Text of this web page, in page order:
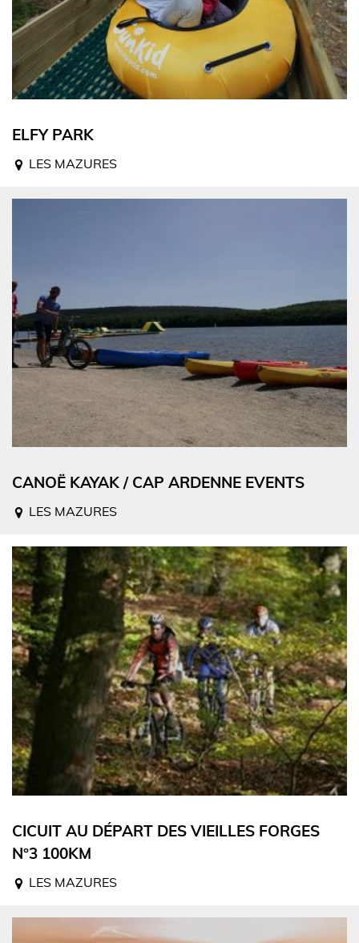
ELFY PARK
LES MAZURES
CANOË KAYAK / CAP ARDENNE EVENTS
LES MAZURES
CICUIT AU DÉPART DES VIEILLES FORGES
N°3 100KM
LES MAZURES